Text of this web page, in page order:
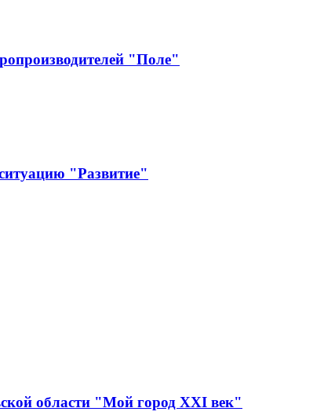
"Поле"
"Развитие"
области "Мой город XXI век"